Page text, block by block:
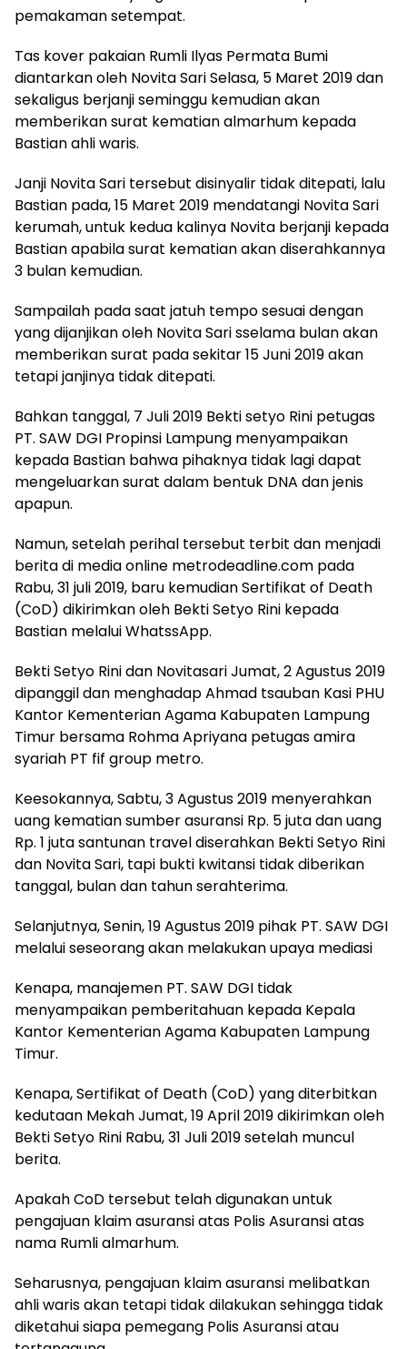
pemakaman setempat.
Tas kover pakaian Rumli Ilyas Permata Bumi
diantarkan oleh Novita Sari Selasa, 5 Maret 2019 dan
sekaligus berjanji seminggu kemudian akan
memberikan surat kematian almarhum kepada
Bastian ahli waris.
Janji Novita Sari tersebut disinyalir tidak ditepati, lalu
Bastian pada, 15 Maret 2019 mendatangi Novita Sari
kerumah, untuk kedua kalinya Novita berjanji kepada
Bastian apabila surat kematian akan diserahkannya
3 bulan kemudian.
Sampailah pada saat jatuh tempo sesuai dengan
yang dijanjikan oleh Novita Sari sselama bulan akan
memberikan surat pada sekitar 15 Juni 2019 akan
tetapi janjinya tidak ditepati.
Bahkan tanggal, 7 Juli 2019 Bekti setyo Rini petugas
PT. SAW DGI Propinsi Lampung menyampaikan
kepada Bastian bahwa pihaknya tidak lagi dapat
mengeluarkan surat dalam bentuk DNA dan jenis
apapun.
Namun, setelah perihal tersebut terbit dan menjadi
berita di media online metrodeadline.com pada
Rabu, 31 juli 2019, baru kemudian Sertifikat of Death
(CoD) dikirimkan oleh Bekti Setyo Rini kepada
Bastian melalui WhatssApp.
Bekti Setyo Rini dan Novitasari Jumat, 2 Agustus 2019
dipanggil dan menghadap Ahmad tsauban Kasi PHU
Kantor Kementerian Agama Kabupaten Lampung
Timur bersama Rohma Apriyana petugas amira
syariah PT fif group metro.
Keesokannya, Sabtu, 3 Agustus 2019 menyerahkan
uang kematian sumber asuransi Rp. 5 juta dan uang
Rp. 1 juta santunan travel diserahkan Bekti Setyo Rini
dan Novita Sari, tapi bukti kwitansi tidak diberikan
tanggal, bulan dan tahun serahterima.
Selanjutnya, Senin, 19 Agustus 2019 pihak PT. SAW DGI
melalui seseorang akan melakukan upaya mediasi
Kenapa, manajemen PT. SAW DGI tidak
menyampaikan pemberitahuan kepada Kepala
Kantor Kementerian Agama Kabupaten Lampung
Timur.
Kenapa, Sertifikat of Death (CoD) yang diterbitkan
kedutaan Mekah Jumat, 19 April 2019 dikirimkan oleh
Bekti Setyo Rini Rabu, 31 Juli 2019 setelah muncul
berita.
Apakah CoD tersebut telah digunakan untuk
pengajuan klaim asuransi atas Polis Asuransi atas
nama Rumli almarhum.
Seharusnya, pengajuan klaim asuransi melibatkan
ahli waris akan tetapi tidak dilakukan sehingga tidak
diketahui siapa pemegang Polis Asuransi atau